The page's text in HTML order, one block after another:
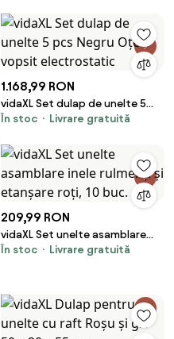
1.168,99 RON
vidaXL Set dulap de unelte 5
pcs Negru Oțel vopsit
În stoc Livrare gratuită
209,99 RON
vidaXL Set unelte asamblare
inele rulmenți și etanșare roți,
În stoc Livrare gratuită